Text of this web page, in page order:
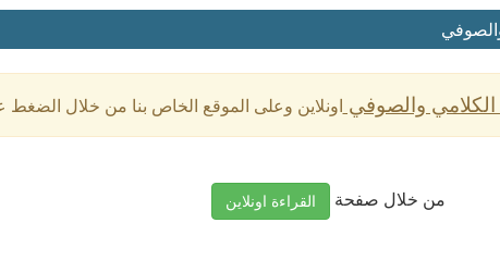
والصوفي اونلاين وعلى الموقع الخاص بنا من خلال الضغط
من خلال صفحة القراءة اونلاين